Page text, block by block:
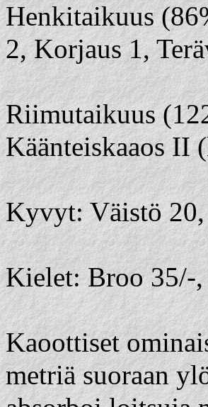
Henkitaikuus
2, Korjaus 1,
Riimutaikuus
Käänteiskaaos II
Kyvyt: Väistö 20,
Kielet: Broo 35/-
Kaoottiset
metriä suoraan